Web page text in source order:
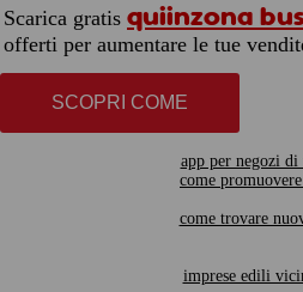
Scarica gratis quiinzona
offerti per aumentare le tue
SCOPRI COME
app per negozi
come
come trovare
imprese edili